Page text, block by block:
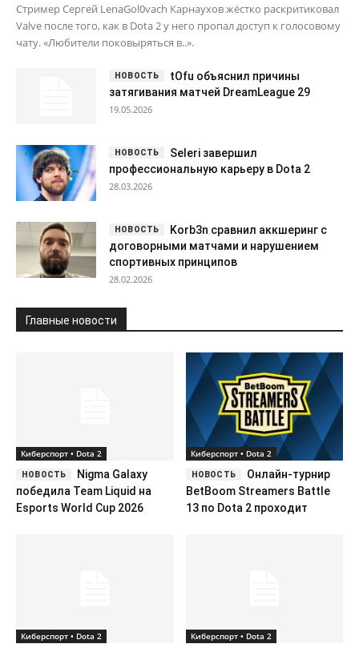
Стример Сергей LenaGol0vach Карнаухов жёстко раскритиковал
Valve после того, как в Dota 2 у него пропал доступ к голосовому
чату. «Любители поковыряться в..».
tOfu объяснил причины
затягивания матчей DreamLeague 29
19.05.2026
Seleri завершил
профессиональную карьеру в Dota 2
28.03.2026
Korb3n сравнил аккшеринг с
договорными матчами и нарушением
спортивных принципов
28.02.2026
Главные новости
Киберспорт • Dota 2
Nigma Galaxy
победила Team Liquid на
Esports World Cup 2026
Киберспорт • Dota 2
Онлайн-турнир
BetBoom Streamers Battle
13 по Dota 2 проходит
Киберспорт • Dota 2 Киберспорт • Dota 2